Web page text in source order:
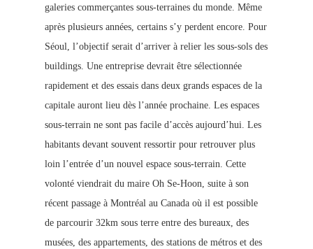
galeries commerçantes sous-terraines du monde. Même
après plusieurs années, certains s’y perdent encore. Pour
Séoul, l’objectif serait d’arriver à relier les sous-sols des
buildings. Une entreprise devrait être sélectionnée
rapidement et des essais dans deux grands espaces de la
capitale auront lieu dès l’année prochaine. Les espaces
sous-terrain ne sont pas facile d’accès aujourd’hui. Les
habitants devant souvent ressortir pour retrouver plus
loin l’entrée d’un nouvel espace sous-terrain. Cette
volonté viendrait du maire Oh Se-Hoon, suite à son
récent passage à Montréal au Canada où il est possible
de parcourir 32km sous terre entre des bureaux, des
musées, des appartements, des stations de métros et des